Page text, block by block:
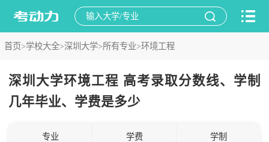
首页>学校大全>深圳大学>所有专业>环境工程
深圳大学环境工程 高考录取分数线、学制
几年毕业、学费是多少
专业 学费 学制